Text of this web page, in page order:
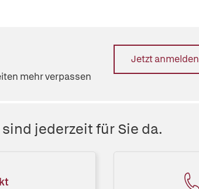
mehr verpassen
Jetzt anmelden
sind jederzeit für Sie da.